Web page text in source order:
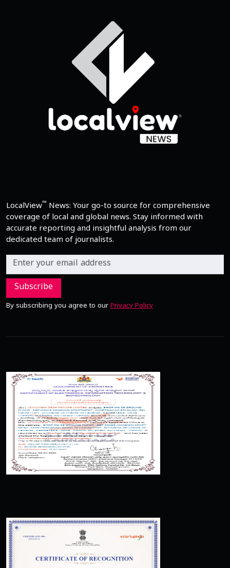
LocalView™ News: Your go-to source for comprehensive
coverage of local and global news. Stay informed with
accurate reporting and insightful analysis from our
dedicated team of journalists.
Subscribe
By subscribing you agree to our Privacy Policy